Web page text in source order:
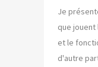
Je
que
et le
d'autre